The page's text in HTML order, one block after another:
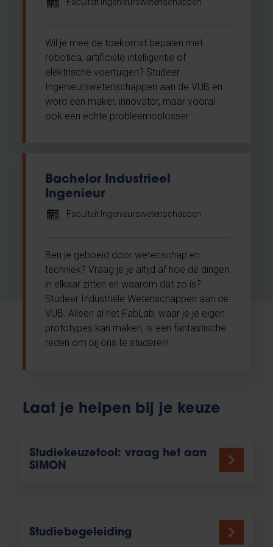
Wil je mee de toekomst bepalen met
robotica, artificiële intelligentie of
elektrische voertuigen? Studeer
Ingenieurswetenschappen aan de VUB en
word een maker, innovator, maar vooral
ook een echte probleemoplosser.
Bachelor Industrieel
Ingenieur
Faculteit Ingenieurswetenschappen
Ben je geboeid door wetenschap en
techniek? Vraag je je altijd af hoe de dingen
in elkaar zitten en waarom dat zo is?
Studeer Industriële Wetenschappen aan de
VUB. Alleen al het FabLab, waar je je eigen
prototypes kan maken, is een fantastische
reden om bij ons te studeren!
Laat je helpen bij je keuze
Studiekeuzetool: vraag het aan
SIMON
Studiebegeleiding